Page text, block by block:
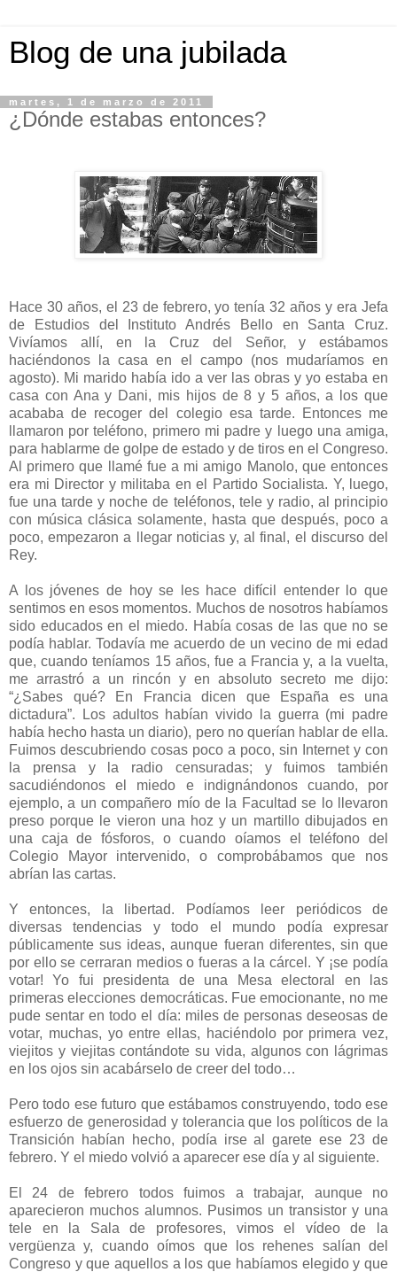
Blog de una jubilada
martes, 1 de marzo de 2011
¿Dónde estabas entonces?
Hace 30 años, el 23 de febrero, yo tenía 32 años y era Jefa
de Estudios del Instituto Andrés Bello en Santa Cruz.
Vivíamos allí, en la Cruz del Señor, y estábamos
haciéndonos la casa en el campo (nos mudaríamos en
agosto). Mi marido había ido a ver las obras y yo estaba en
casa con Ana y Dani, mis hijos de 8 y 5 años, a los que
acababa de recoger del colegio esa tarde. Entonces me
llamaron por teléfono, primero mi padre y luego una amiga,
para hablarme de golpe de estado y de tiros en el Congreso.
Al primero que llamé fue a mi amigo Manolo, que entonces
era mi Director y militaba en el Partido Socialista. Y, luego,
fue una tarde y noche de teléfonos, tele y radio, al principio
con música clásica solamente, hasta que después, poco a
poco, empezaron a llegar noticias y, al final, el discurso del
Rey.
A los jóvenes de hoy se les hace difícil entender lo que
sentimos en esos momentos. Muchos de nosotros habíamos
sido educados en el miedo. Había cosas de las que no se
podía hablar. Todavía me acuerdo de un vecino de mi edad
que, cuando teníamos 15 años, fue a Francia y, a la vuelta,
me arrastró a un rincón y en absoluto secreto me dijo:
“¿Sabes qué? En Francia dicen que España es una
dictadura”. Los adultos habían vivido la guerra (mi padre
había hecho hasta un diario), pero no querían hablar de ella.
Fuimos descubriendo cosas poco a poco, sin Internet y con
la prensa y la radio censuradas; y fuimos también
sacudiéndonos el miedo e indignándonos cuando, por
ejemplo, a un compañero mío de la Facultad se lo llevaron
preso porque le vieron una hoz y un martillo dibujados en
una caja de fósforos, o cuando oíamos el teléfono del
Colegio Mayor intervenido, o comprobábamos que nos
abrían las cartas.
Y entonces, la libertad. Podíamos leer periódicos de
diversas tendencias y todo el mundo podía expresar
públicamente sus ideas, aunque fueran diferentes, sin que
por ello se cerraran medios o fueras a la cárcel. Y ¡se podía
votar! Yo fui presidenta de una Mesa electoral en las
primeras elecciones democráticas. Fue emocionante, no me
pude sentar en todo el día: miles de personas deseosas de
votar, muchas, yo entre ellas, haciéndolo por primera vez,
viejitos y viejitas contándote su vida, algunos con lágrimas
en los ojos sin acabárselo de creer del todo…
Pero todo ese futuro que estábamos construyendo, todo ese
esfuerzo de generosidad y tolerancia que los políticos de la
Transición habían hecho, podía irse al garete ese 23 de
febrero. Y el miedo volvió a aparecer ese día y al siguiente.
El 24 de febrero todos fuimos a trabajar, aunque no
aparecieron muchos alumnos. Pusimos un transistor y una
tele en la Sala de profesores, vimos el vídeo de la
vergüenza y, cuando oímos que los rehenes salían del
Congreso y que aquellos a los que habíamos elegido y que